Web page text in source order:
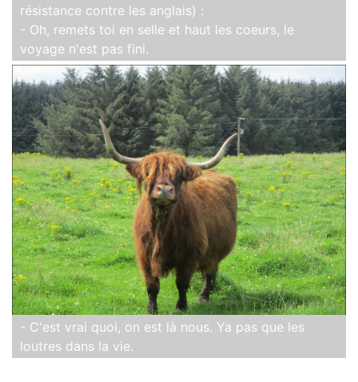
résistance contre les anglais) :
- Oh, remets toi en selle et haut les coeurs, le
voyage n'est pas fini.
- C'est vrai quoi, on est là nous. Ya pas que les
loutres dans la vie.